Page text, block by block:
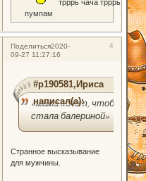
трррь чача трррь
пумпам
Поделиться 4
2020-
09-27 11:27:16
#p190581,Ириса
написал(а):
«мама хочет, чтоб я
стала балериной»
Странное высказывание
для мужчины.